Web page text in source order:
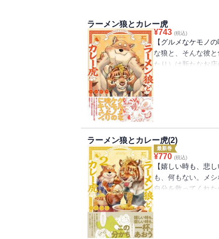
ラーメン狼とカレー虎
¥743 (税込)
【グルメなケモノ
な狼と、そんな彼
たり）は新たなお
らねぇ」君と会う
ラーメン狼とカレー虎(2)
最新巻
¥770 (税込)
【嬉しい時も、悲
も、何もない。メ
自分を救ってくれ
だら、とりあえず